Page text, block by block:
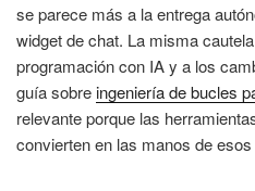
se parece más a la entrega
widget de chat. La misma
programación con IA y a los
guía sobreingeniería de bucles
relevante porque las
convierten en las manos de